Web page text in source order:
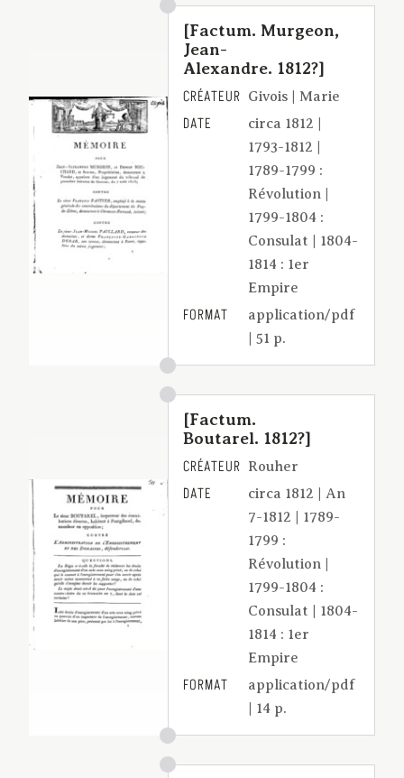
[Factum. Murgeon,
Jean-
Alexandre. 1812?]
CRÉATEUR Givois | Marie
DATE
circa 1812 |
1793-1812 |
1789-1799 :
Révolution |
1799-1804 :
Consulat | 1804-
1814 : 1er
Empire
FORMAT
application/pdf
| 51 p.
[Factum.
Boutarel. 1812?]
CRÉATEUR Rouher
DATE
circa 1812 | An
7-1812 | 1789-
1799 :
Révolution |
1799-1804 :
Consulat | 1804-
1814 : 1er
Empire
FORMAT
application/pdf
| 14 p.